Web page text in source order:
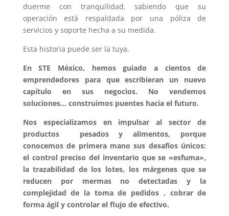
duerme con tranquilidad, sabiendo que su
operación está respaldada por una póliza de
servicios y soporte hecha a su medida.
Esta historia puede ser la tuya.
En STE México, hemos guiado a cientos de
emprendedores para que escribieran un nuevo
capítulo en sus negocios. No vendemos
soluciones… construimos puentes hacia el futuro.
Nos especializamos en impulsar al sector de
productos pesados y alimentos, porque
conocemos de primera mano sus desafíos únicos:
el control preciso del inventario que se «esfuma»,
la trazabilidad de los lotes, los márgenes que se
reducen por mermas no detectadas y la
complejidad de la toma de pedidos , cobrar de
forma ágil y controlar el flujo de efectivo.